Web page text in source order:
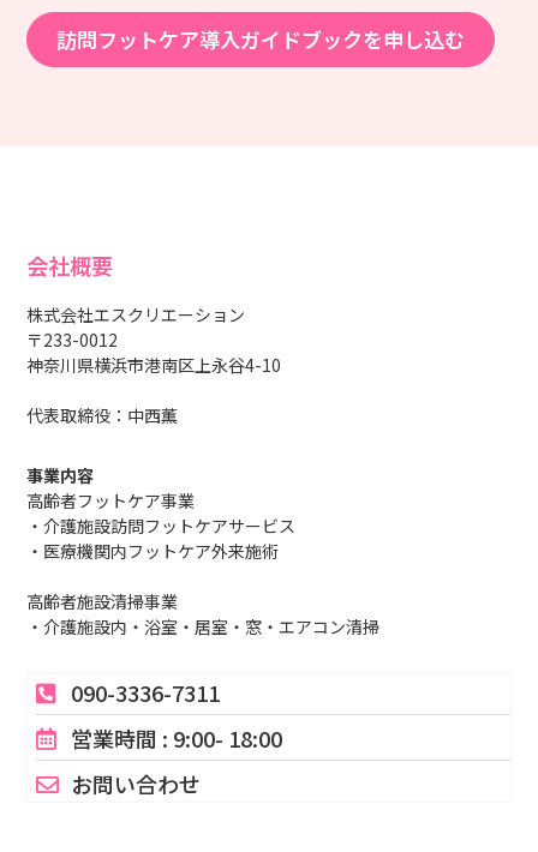
訪問フットケア導入ガイドブックを申し込む
会社概要
株式会社エスクリエーション
〒233-0012
神奈川県横浜市港南区上永谷4-10
代表取締役：中西薫
事業内容
高齢者フットケア事業
・介護施設訪問フットケアサービス
・医療機関内フットケア外来施術
高齢者施設清掃事業
・介護施設内・浴室・居室・窓・エアコン清掃
090-3336-7311
営業時間 : 9:00- 18:00
お問い合わせ